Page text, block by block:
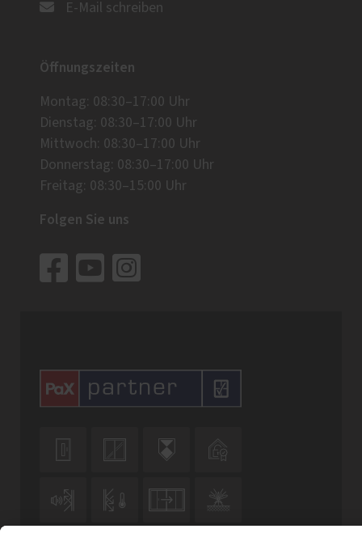
E-Mail schreiben
Öffnungszeiten
Montag: 08:30–17:00 Uhr
Dienstag: 08:30–17:00 Uhr
Mittwoch: 08:30–17:00 Uhr
Donnerstag: 08:30–17:00 Uhr
Freitag: 08:30–15:00 Uhr
Folgen Sie uns
  
   